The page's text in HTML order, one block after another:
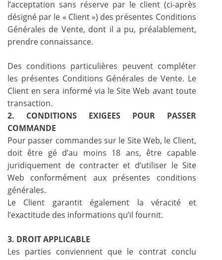
l’acceptation sans réserve par le client (ci-après
désigné par le « Client ») des présentes Conditions
Générales de Vente, dont il a pu, préalablement,
prendre connaissance.
Des conditions particulières peuvent compléter
les présentes Conditions Générales de Vente. Le
Client en sera informé via le Site Web avant toute
transaction.
2. CONDITIONS EXIGEES POUR PASSER
COMMANDE
Pour passer commandes sur le Site Web, le Client,
doit être gé d’au moins 18 ans, être capable
juridiquement de contracter et d’utiliser le Site
Web conformément aux présentes conditions
générales.
Le Client garantit également la véracité et
l’exactitude des informations qu’il fournit.
3. DROIT APPLICABLE
Les parties conviennent que le contrat conclu